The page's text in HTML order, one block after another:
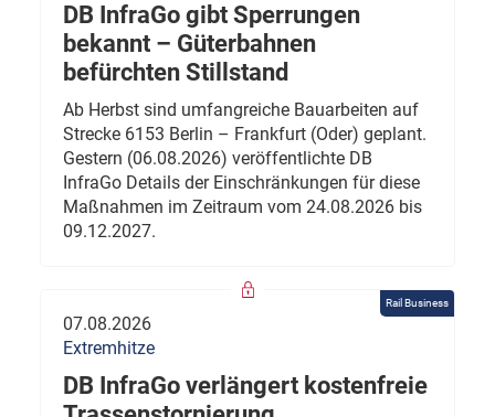
DB InfraGo gibt Sperrungen
bekannt – Güterbahnen
befürchten Stillstand
Ab Herbst sind umfangreiche Bauarbeiten auf
Strecke 6153 Berlin – Frankfurt (Oder) geplant.
Gestern (06.08.2026) veröffentlichte DB
InfraGo Details der Einschränkungen für diese
Maßnahmen im Zeitraum vom 24.08.2026 bis
09.12.2027.
Rail Business
07.08.2026
Extremhitze
DB InfraGo verlängert kostenfreie